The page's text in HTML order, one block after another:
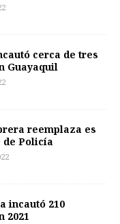
cerca de tres
Guayaquil
reemplaza es
de Policía
incautó 210
2021